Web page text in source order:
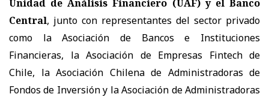
Unidad de Análisis Financiero (UAF) y el Banco
Central, junto con representantes del sector privado
como la Asociación de Bancos e Instituciones
Financieras, la Asociación de Empresas Fintech de
Chile, la Asociación Chilena de Administradoras de
Fondos de Inversión y la Asociación de Administradoras